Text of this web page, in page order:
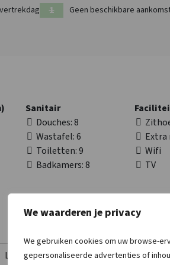
We waarderen je privacy
We gebruiken cookies om uw browse-
gepersonaliseerde advertenties of
voor een compleet en gevarieerd
Geen beschikbare
Sanitair
Douches: 8
Wastafel: 6
Toiletten: 9
Badkamers: 8
Extra
Wifi
TV
Lees meer